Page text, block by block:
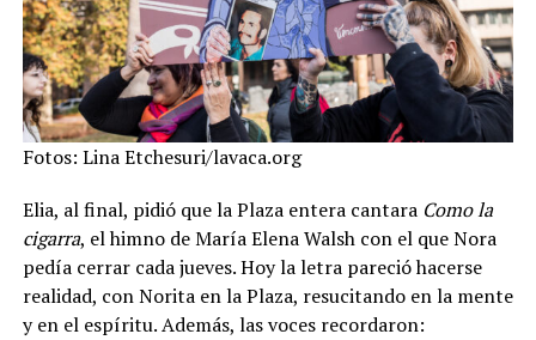
Fotos: Lina Etchesuri/lavaca.org
Elia, al final, pidió que la Plaza entera cantara Como la
cigarra, el himno de María Elena Walsh con el que Nora
pedía cerrar cada jueves. Hoy la letra pareció hacerse
realidad, con Norita en la Plaza, resucitando en la mente
y en el espíritu. Además, las voces recordaron: